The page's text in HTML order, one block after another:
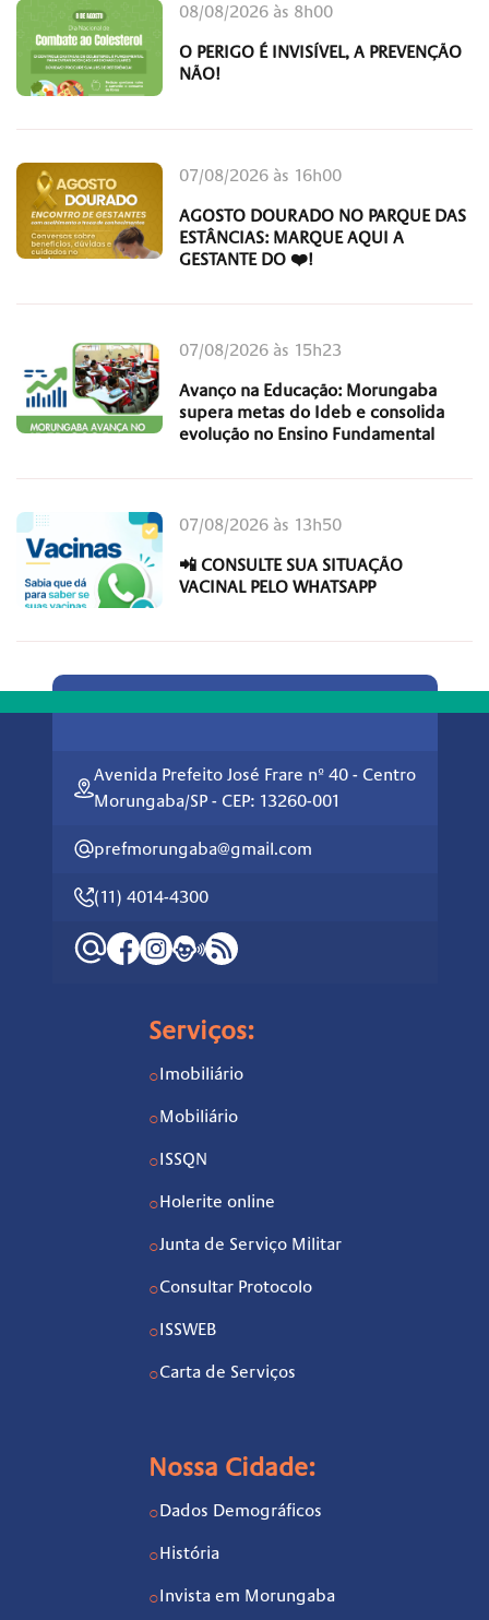
08/08/2026 às 8h00
O PERIGO É INVISÍVEL, A PREVENÇÃO
NÃO!
07/08/2026 às 16h00
AGOSTO DOURADO NO PARQUE DAS
ESTÂNCIAS: MARQUE AQUI A
GESTANTE DO ❤️!
07/08/2026 às 15h23
Avanço na Educação: Morungaba
supera metas do Ideb e consolida
evolução no Ensino Fundamental
07/08/2026 às 13h50
📲 CONSULTE SUA SITUAÇÃO
VACINAL PELO WHATSAPP
Avenida Prefeito José Frare nº 40 - Centro
Morungaba/SP - CEP: 13260-001
prefmorungaba@gmail.com
(11) 4014-4300
Serviços:
○Imobiliário
○Mobiliário
○ISSQN
○Holerite online
○Junta de Serviço Militar
○Consultar Protocolo
○ISSWEB
○Carta de Serviços
Nossa Cidade:
○Dados Demográficos
○História
○Invista em Morungaba